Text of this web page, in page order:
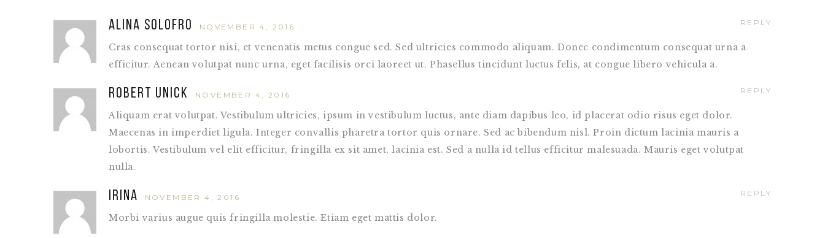
Alina Solofro NOVEMBER 4, 2016 REPLY
Cras consequat tortor nisi, et venenatis metus congue sed. Sed ultricies commodo aliquam. Donec condimentum consequat urna a
efficitur. Aenean volutpat nunc urna, eget facilisis orci laoreet ut. Phasellus tincidunt luctus felis, at congue libero vehicula a.
Robert Unick NOVEMBER 4, 2016 REPLY
Aliquam erat volutpat. Vestibulum ultricies, ipsum in vestibulum luctus, ante diam dapibus leo, id placerat odio risus eget dolor.
Maecenas in imperdiet ligula. Integer convallis pharetra tortor quis ornare. Sed ac bibendum nisl. Proin dictum lacinia mauris a
lobortis. Vestibulum vel elit efficitur, fringilla ex sit amet, lacinia est. Sed a nulla id tellus efficitur malesuada. Mauris eget volutpat
nulla.
Irina NOVEMBER 4, 2016 REPLY
Morbi varius augue quis fringilla molestie. Etiam eget mattis dolor.